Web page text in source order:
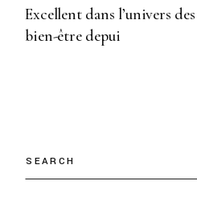
Excellent dans l’univers
bien-être depui